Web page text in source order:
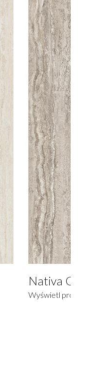
Nativa Greige
Wyświetl produkt